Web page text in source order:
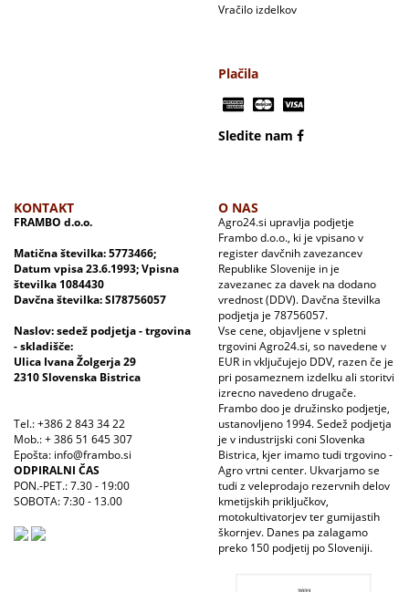
Vračilo izdelkov
Plačila
Sledite nam
KONTAKT
FRAMBO d.o.o.
Matična številka: 5773466;
Datum vpisa 23.6.1993; Vpisna
številka 1084430
Davčna številka: SI78756057
Naslov: sedež podjetja - trgovina
- skladišče:
Ulica Ivana Žolgerja 29
2310 Slovenska Bistrica
Tel.: +386 2 843 34 22
Mob.: + 386 51 645 307
Epošta: info@frambo.si
ODPIRALNI ČAS
PON.-PET.: 7.30 - 19:00
SOBOTA: 7:30 - 13.00
O NAS
Agro24.si upravlja podjetje
Frambo d.o.o., ki je vpisano v
register davčnih zavezancev
Republike Slovenije in je
zavezanec za davek na dodano
vrednost (DDV). Davčna številka
podjetja je 78756057.
Vse cene, objavljene v spletni
trgovini Agro24.si, so navedene v
EUR in vključujejo DDV, razen če je
pri posameznem izdelku ali storitvi
izrecno navedeno drugače.
Frambo doo je družinsko podjetje,
ustanovljeno 1994. Sedež podjetja
je v industrijski coni Slovenka
Bistrica, kjer imamo tudi trgovino -
Agro vrtni center. Ukvarjamo se
tudi z veleprodajo rezervnih delov
kmetijskih priključkov,
motokultivatorjev ter gumijastih
škornjev. Danes pa zalagamo
preko 150 podjetij po Sloveniji.